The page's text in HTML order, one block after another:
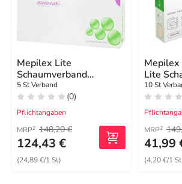
Mepilex Lite
Schaumverband
12,5x12,5cm steril
5 St Verband
(0)
Pflichtangaben
MRP2 148,20 €
124,43 €
(24,89 €/1 St)
Mepilex
Lite
4x5 cm
10 St
MRP2
41,99
(4,20 €/1